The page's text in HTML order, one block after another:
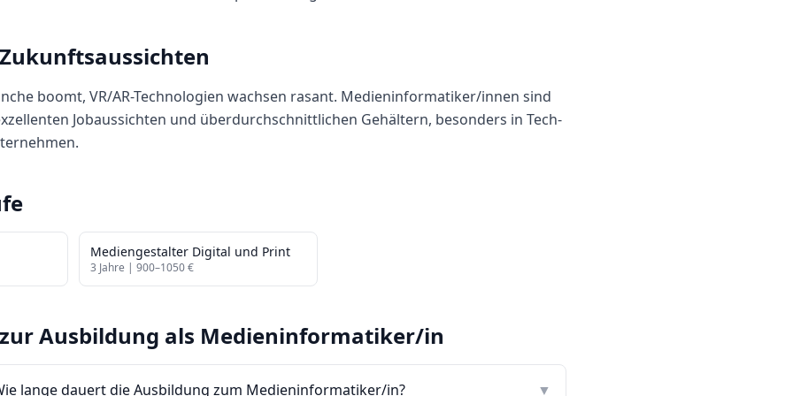
boomt, VR/AR-Technologien wachsen rasant. Medieninformatiker/innen sind
Jobaussichten und überdurchschnittlichen Gehältern, besonders in Tech-
Mediengestalter Digital und Print
3 Jahre |900–1050€
Ausbildung als Medieninformatiker/in
lange dauert die Ausbildung zum Medieninformatiker/in? ▼